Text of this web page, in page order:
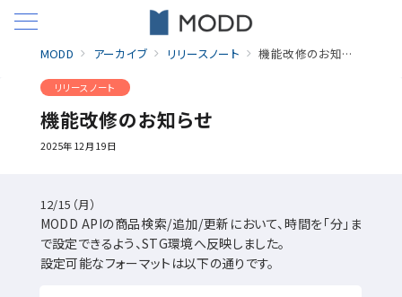
MODD アーカイブ リリースノート 機能改修のお知らせ
リリースノート
機能改修のお知らせ
2025年12月19日
12/15（月）
MODD APIの商品検索/追加/更新において、時間を「分」ま
で設定できるよう、STG環境へ反映しました。
設定可能なフォーマットは以下の通りです。